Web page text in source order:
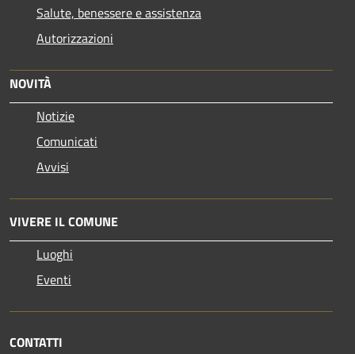
Salute, benessere e assistenza
Autorizzazioni
NOVITÀ
Notizie
Comunicati
Avvisi
VIVERE IL COMUNE
Luoghi
Eventi
CONTATTI